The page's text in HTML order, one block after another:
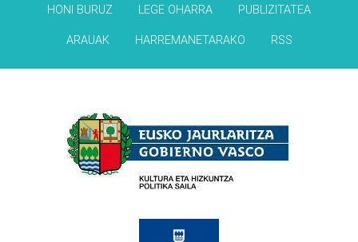
HONI BURUZ LEGE OHARRA PUBLIZITATEA
ARAUAK HARREMANETARAKO RSS